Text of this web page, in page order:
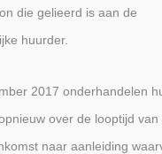
die gelieerd is aan de
huurder.
2017 onderhandelen
over de looptijd van
naar aanleiding